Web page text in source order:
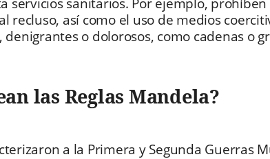
servicios sanitarios. Por ejemplo,
recluso, así como el uso de medios
o dolorosos, como cadenas o
las Reglas Mandela?
a la Primera y Segunda Guerras